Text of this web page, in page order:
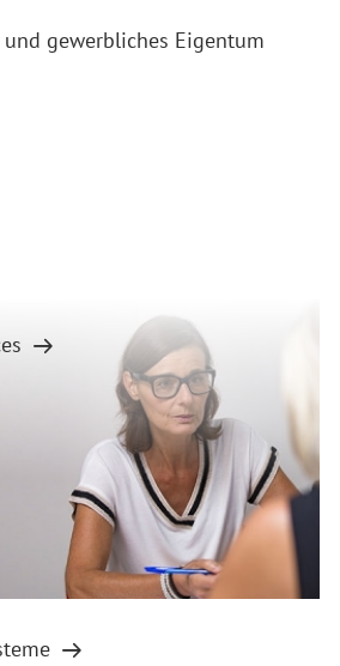
gewerbliches Eigentum